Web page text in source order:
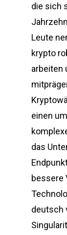
die sich
Leute
krypto
arbeiten
einen
das
bessere
deutsch